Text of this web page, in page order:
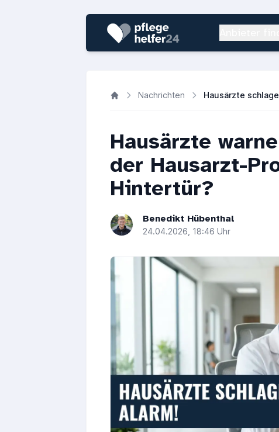
Nachrichten
Hausärzte
der Hausarzt-
Hintertür?
Benedikt Hübenthal
24.04.2026, 18:46 Uhr